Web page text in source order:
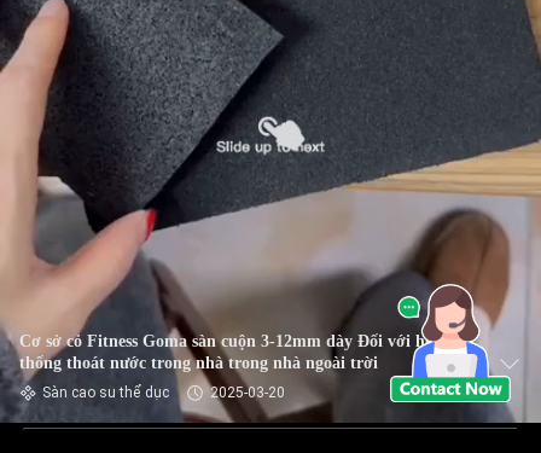
Cơ sở cỏ Fitness Goma sàn cuộn 3-12mm dày Đối với hệ
thống thoát nước trong nhà trong nhà ngoài trời
Sàn cao su thể dục 2025-03-20